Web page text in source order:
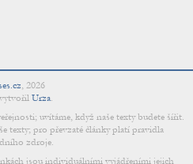
, 2026
Urza.
uvítáme, když naše texty budete šířit.
texty; pro převzaté články platí pravidla
zdroje.
jsou individuálními vyjádřeními jejich